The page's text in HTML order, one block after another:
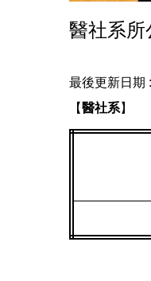
醫社系所
最後更新日期 :
【醫社系】